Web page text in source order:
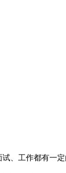
、工作都有一定